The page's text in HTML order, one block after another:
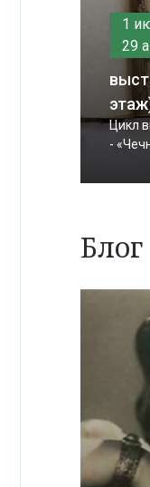
1
29
Цикл
-
Блог